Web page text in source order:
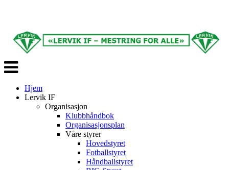
Veksle
navigasjon
Hjem
Lervik IF
Organisasjon
Klubbhåndbok
Organisasjonsplan
Våre styrer
Hovedstyret
Fotballstyret
Håndballstyret